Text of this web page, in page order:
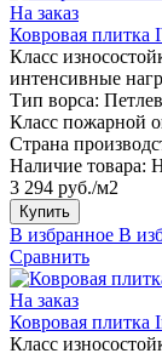
На заказ
Ковровая плитка
Класс
интенсивные
Тип ворса:
Класс пожарной
Страна
Наличие товара:
3 294 руб./м2
Купить
В избранное В
Сравнить
На заказ
Ковровая плитка
Класс